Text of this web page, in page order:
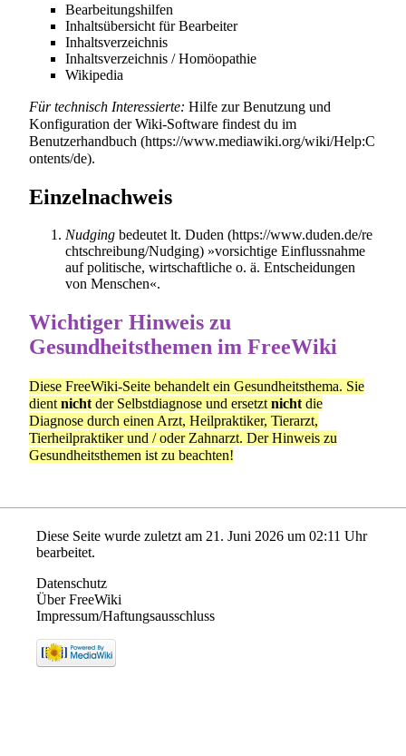
Bearbeitungshilfen
Inhaltsübersicht für Bearbeiter
Inhaltsverzeichnis
Inhaltsverzeichnis / Homöopathie
Wikipedia
Für technisch Interessierte: Hilfe zur Benutzung und
Konfiguration der Wiki-Software findest du im
Benutzerhandbuch
.
Einzelnachweis
Nudging bedeutetlt. Duden
»vorsichtige Einflussnahme
auf politische, wirtschaftliche o. ä. Entscheidungen
von Menschen«.
Wichtiger Hinweis zu
Gesundheitsthemen im FreeWiki
Diese FreeWiki-Seite behandelt ein Gesundheitsthema. Sie
dient nicht der Selbstdiagnose und ersetzt nicht die
Diagnose durch einen Arzt, Heilpraktiker, Tierarzt,
Tierheilpraktiker und / oder Zahnarzt. DerHinweis zu
Gesundheitsthemen ist zu beachten!
Diese Seite wurde zuletzt am 21. Juni 2026 um 02:11 Uhr
bearbeitet.
Datenschutz
Über FreeWiki
Impressum/Haftungsausschluss